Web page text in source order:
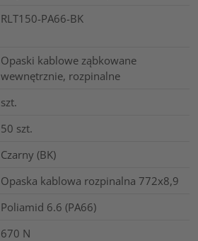
RLT150-PA66-BK
Opaski kablowe ząbkowane
wewnętrznie, rozpinalne
szt.
50 szt.
Czarny (BK)
Opaska kablowa rozpinalna 772x8,9
Poliamid 6.6 (PA66)
670 N